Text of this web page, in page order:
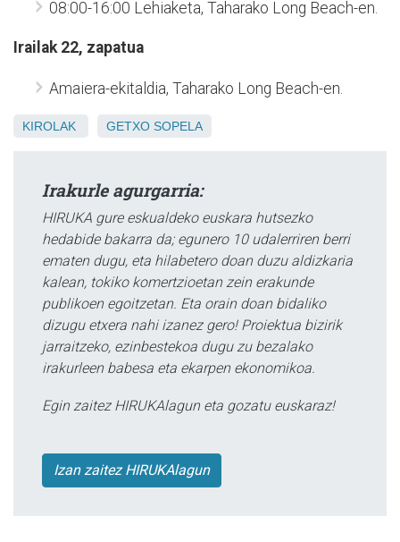
08:00-16:00 Lehiaketa, Taharako Long Beach-en.
Irailak 22, zapatua
Amaiera-ekitaldia, Taharako Long Beach-en.
KIROLAK GETXO SOPELA
Irakurle agurgarria:
HIRUKA gure eskualdeko euskara hutsezko
hedabide bakarra da; egunero 10 udalerriren berri
ematen dugu, eta hilabetero doan duzu aldizkaria
kalean, tokiko komertzioetan zein erakunde
publikoen egoitzetan. Eta orain doan bidaliko
dizugu etxera nahi izanez gero! Proiektua bizirik
jarraitzeko, ezinbestekoa dugu zu bezalako
irakurleen babesa eta ekarpen ekonomikoa.
Egin zaitez HIRUKAlagun eta gozatu euskaraz!
Izan zaitez HIRUKAlagun